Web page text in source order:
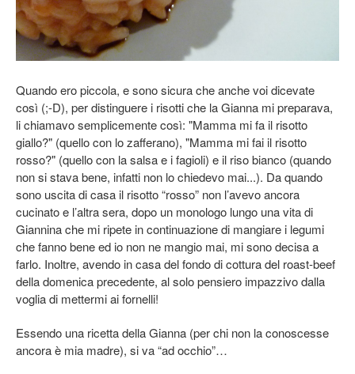
Quando ero piccola, e sono sicura che anche voi dicevate
così (;-D), per distinguere i risotti che la Gianna mi preparava,
li chiamavo semplicemente così: "Mamma mi fa il risotto
giallo?" (quello con lo zafferano), "Mamma mi fai il risotto
rosso?" (quello con la salsa e i fagioli) e il riso bianco (quando
non si stava bene, infatti non lo chiedevo mai...). Da quando
sono uscita di casa il risotto “rosso” non l’avevo ancora
cucinato e l’altra sera, dopo un monologo lungo una vita di
Giannina che mi ripete in continuazione di mangiare i legumi
che fanno bene ed io non ne mangio mai, mi sono decisa a
farlo. Inoltre, avendo in casa del fondo di cottura del roast-beef
della domenica precedente, al solo pensiero impazzivo dalla
voglia di mettermi ai fornelli!
Essendo una ricetta della Gianna (per chi non la conoscesse
ancora è mia madre), si va “ad occhio”…